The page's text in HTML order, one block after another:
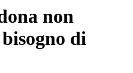
non
di